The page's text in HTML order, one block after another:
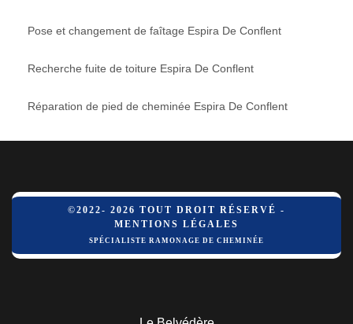
Pose et changement de faîtage Espira De Conflent
Recherche fuite de toiture Espira De Conflent
Réparation de pied de cheminée Espira De Conflent
©2022- 2026 TOUT DROIT RÉSERVÉ -
MENTIONS LÉGALES
SPÉCIALISTE RAMONAGE DE CHEMINÉE